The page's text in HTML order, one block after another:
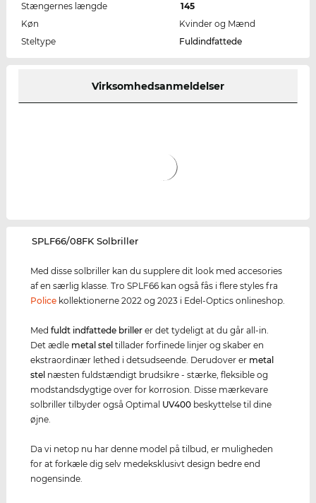
Stængernes længde
145
Køn
Kvinder og Mænd
Steltype
Fuldindfattede
Virksomhedsanmeldelser
‌SPLF66/08FK Solbriller
Med disse solbriller kan du supplere dit look med accesories
af en særlig klasse. Tro SPLF66 kan også fås i flere styles fra
Police kollektionerne 2022 og 2023 i Edel-Optics onlineshop.
Medfuldt indfattede briller er det tydeligt at du går all-in.
Det ædle metal stel tillader forfinede linjer og skaber en
ekstraordinær lethed i detsudseende. Derudover er metal
stel næsten fuldstændigt brudsikre - stærke, fleksible og
modstandsdygtige over for korrosion. Disse mærkevare
solbriller tilbyder også Optimal UV400 beskyttelse til dine
øjne.
Da vi netop nu har denne model på tilbud, er muligheden
for at forkæle dig selv medeksklusivt design bedre end
nogensinde.